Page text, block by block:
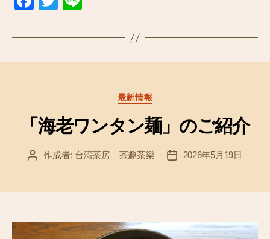
c
e
o
k
tt
er
e
カ
テ
リ
最新情報
「海老ワンタン麺」のご紹介
投 作成者: 台湾茶房 茶趣茶樂
投
2026年5月19日